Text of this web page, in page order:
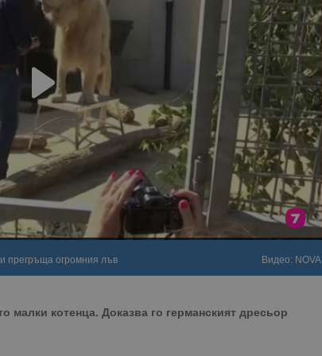
прегръща огромния лъв Видео: NOVA
котенца. Доказва го германският дресьор